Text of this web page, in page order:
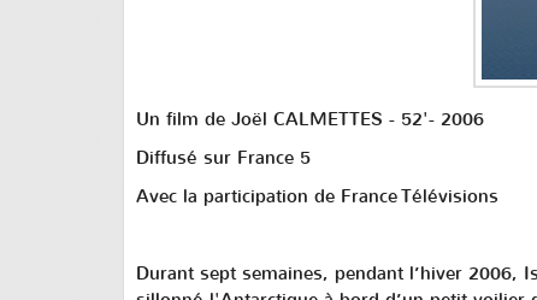
Un film de Joël CALMETTES - 52'- 2006
Diffusé sur France 5
Avec la participation de France Télévisions
Durant sept semaines, pendant l’hiver 2006,